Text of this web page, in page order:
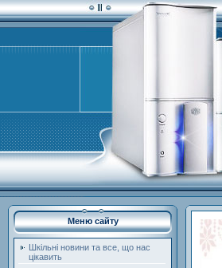
Меню сайту
Шкільні новини та все, що нас
цікавить